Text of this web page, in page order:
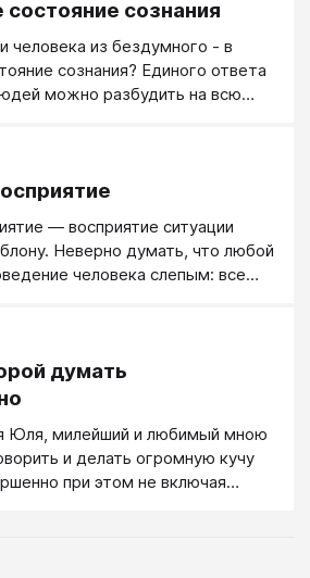
сознания
человека из бездумного - в
сознания? Единого ответа
можно разбудить на всю
некоторое время
— восприятие ситуации
Неверно думать, что любой
человека слепым: все
уместно и адекватно.
упрощенный или
жизни, то и человек живет
думать
Юля, милейший и любимый мною
и делать огромную кучу
при этом не включая